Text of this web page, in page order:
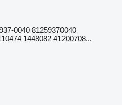
0040 81259370040
1448082 41200708...